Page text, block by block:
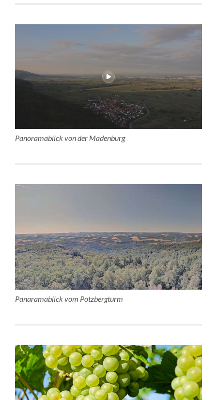
Panoramablick von der Madenburg
Panaramablick vom Potzbergturm